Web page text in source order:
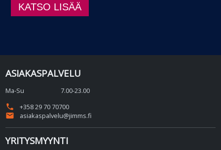
KATSO LISÄÄ
ASIAKASPALVELU
Ma-Su
7.00-23.00
phone
+358 29 70 70700
email
asiakaspalvelu@jimms.fi
YRITYSMYYNTI